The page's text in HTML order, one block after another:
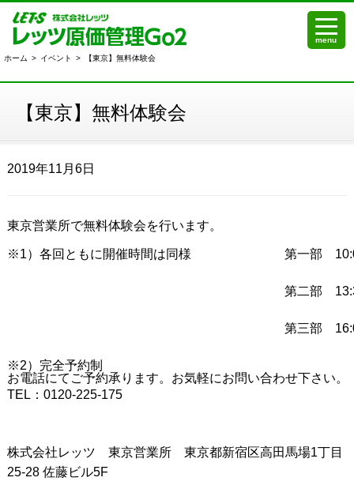
menu
ホーム > イベント > 【東京】無料体験会
【東京】無料体験会
2019年11月6日
東京営業所で無料体験会を行います。
※1）各回ともに開催時間は同様 第一部
第二部
第三部
※2）完全予約制
お電話にてご予約承ります。お気軽にお問い合わせ下さい。
TEL：0120-225-175
株式会社レッツ 東京営業所 東京都新宿区高田馬場1丁目
25-28 佐藤ビル5F